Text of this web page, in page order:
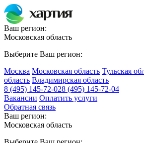
Ваш регион:
Московская область
Выберите Ваш регион:
Москва Московская область Тульская
область Владимирская область
8 (495) 145-72-028 (495) 145-72-04
Вакансии Оплатить услуги
Обратная связь
Ваш регион:
Московская область